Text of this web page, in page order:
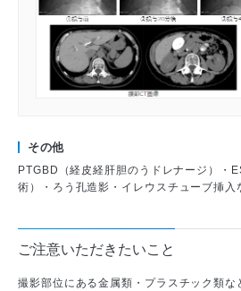
その他
PTGBD（経皮経肝胆のうドレナージ）・
術）・ろう孔造影・イレウスチューブ挿入
ご注意いただきたいこと
撮影部位にある金属類・プラスチック類な